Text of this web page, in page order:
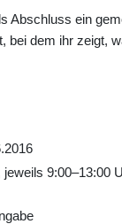
Abschluss ein
bei dem ihr zeigt,
9:00–13:00